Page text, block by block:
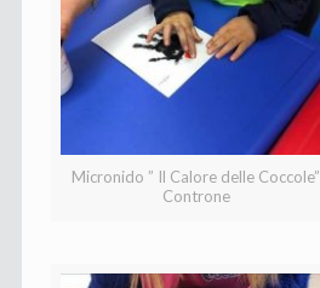
Micronido ” Il Calore delle Coccole”
Controne